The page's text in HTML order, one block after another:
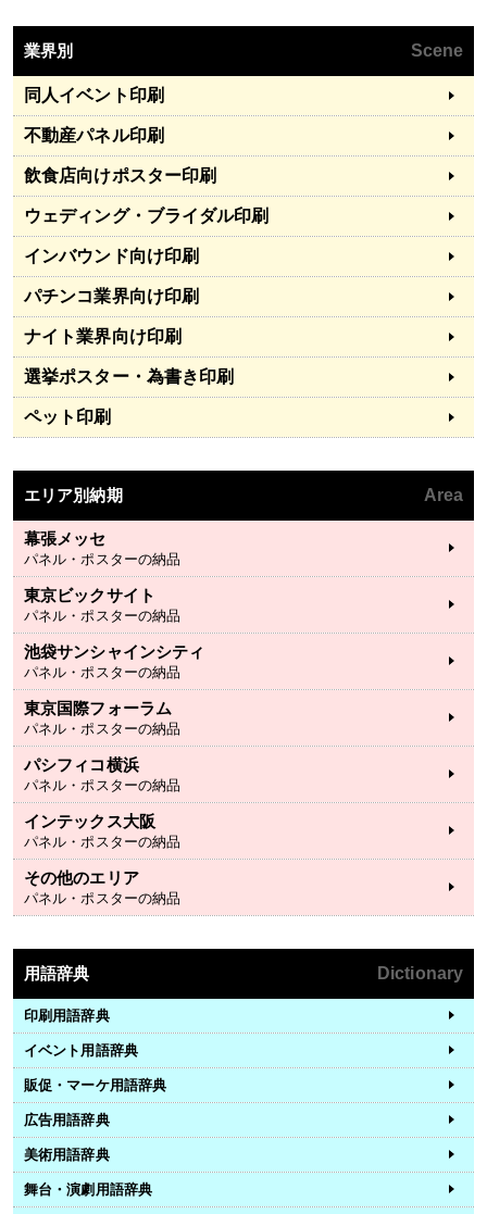
業界別 Scene
同人イベント印刷
不動産パネル印刷
飲食店向けポスター印刷
ウェディング・ブライダル印刷
インバウンド向け印刷
パチンコ業界向け印刷
ナイト業界向け印刷
選挙ポスター・為書き印刷
ペット印刷
エリア別納期 Area
幕張メッセ
パネル・ポスターの納品
東京ビックサイト
パネル・ポスターの納品
池袋サンシャインシティ
パネル・ポスターの納品
東京国際フォーラム
パネル・ポスターの納品
パシフィコ横浜
パネル・ポスターの納品
インテックス大阪
パネル・ポスターの納品
その他のエリア
パネル・ポスターの納品
用語辞典 Dictionary
印刷用語辞典
イベント用語辞典
販促・マーケ用語辞典
広告用語辞典
美術用語辞典
舞台・演劇用語辞典